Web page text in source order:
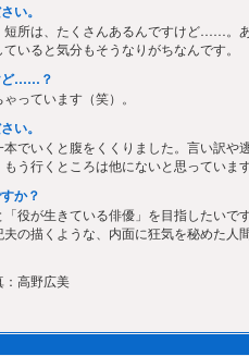
い。
短所は、たくさんあるんですけど……。
いると気分もそうなりがちなんです。
ど……？
っています（笑）。
い。
でいくと腹をくくりました。言い訳や
う行くところは他にないと思っています
か？
役が生きている俳優」を目指したいで
の描くような、内面に狂気を秘めた人
高野広美